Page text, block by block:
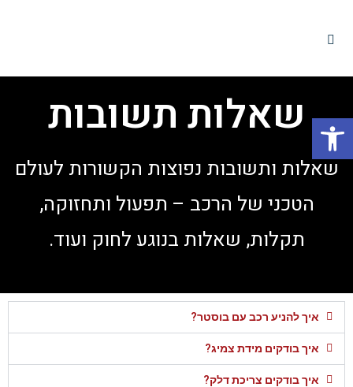
שאלות תשובות
שאלות ותשובות נפוצות הקשורות לעולם
הטכני של הרכב – תפעול ותחזוקה,
תקלות, שאלות בנוגע לחוק ועוד.
איך להניע רכב עם בוסטר?
איך בודקים מידת צמיג?
איך בודקים צריכת דלק?
פתח סרגל נגישות